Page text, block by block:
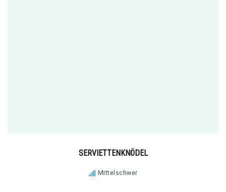
SERVIETTENKNÖDEL
Mittelschwer